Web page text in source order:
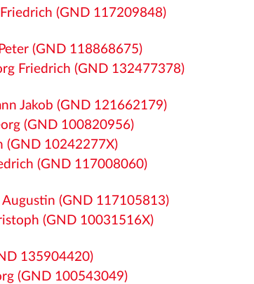
Friedrich (GND 117209848)
(GND 118868675)
Friedrich (GND 132477378)
Jakob (GND 121662179)
(GND 100820956)
(GND 10242277X)
(GND 117008060)
(GND 117105813)
(GND 10031516X)
135904420)
(GND 100543049)